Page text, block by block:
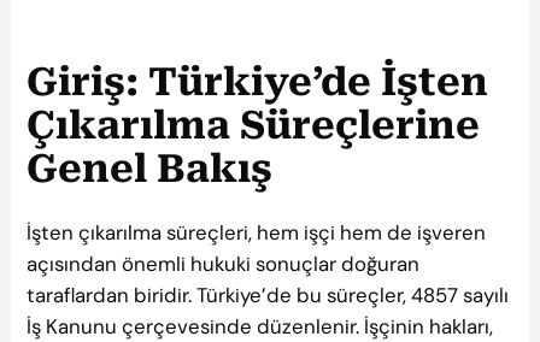
Giriş: Türkiye’de İşten
Çıkarılma Süreçlerine
Genel Bakış
İşten çıkarılma süreçleri, hem işçi hem de işveren
açısından önemli hukuki sonuçlar doğuran
taraflardan biridir. Türkiye’de bu süreçler, 4857 sayılı
İş Kanunu çerçevesinde düzenlenir. İşçinin hakları,